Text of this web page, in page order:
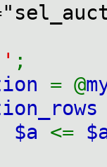
;
= @
$a <=